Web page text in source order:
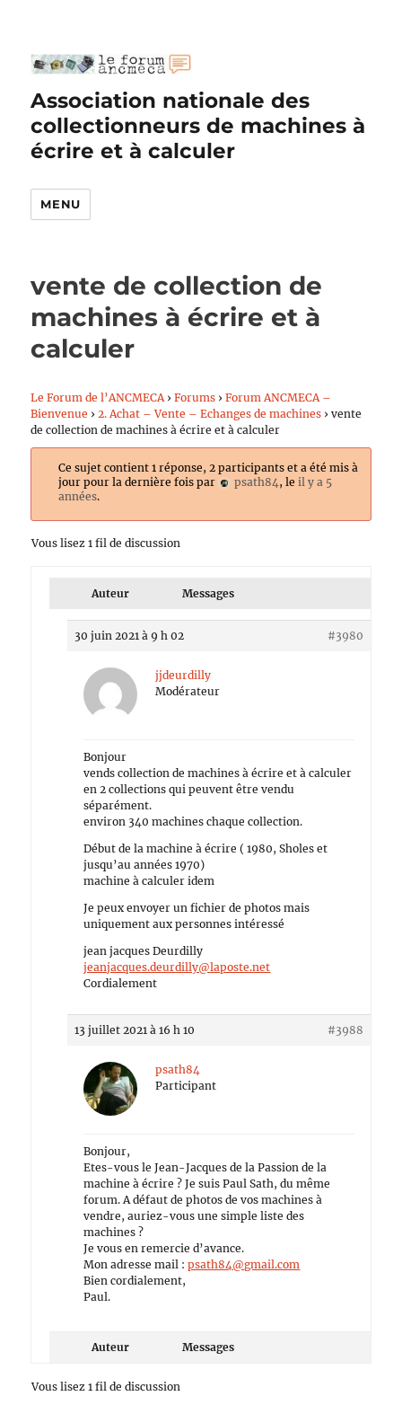
Association nationale des
collectionneurs de machines à
écrire et à calculer
MENU
vente de collection de
machines à écrire et à
calculer
Le Forum de l’ANCMECA › Forums › Forum ANCMECA –
Bienvenue › 2. Achat – Vente – Echanges de machines › vente
de collection de machines à écrire et à calculer
Ce sujet contient 1 réponse, 2 participants et a été mis à
jour pour la dernière fois par
psath84, le il y a 5
années.
Vous lisez 1 fil de discussion
Auteur Messages
30 juin 2021 à 9 h 02 #3980
jjdeurdilly
Modérateur
Bonjour
vends collection de machines à écrire et à calculer
en 2 collections qui peuvent être vendu
séparément.
environ 340 machines chaque collection.
Début de la machine à écrire ( 1980, Sholes et
jusqu’au années 1970)
machine à calculer idem
Je peux envoyer un fichier de photos mais
uniquement aux personnes intéressé
jean jacques Deurdilly
jeanjacques.deurdilly@laposte.net
Cordialement
13 juillet 2021 à 16 h 10 #3988
psath84
Participant
Bonjour,
Etes-vous le Jean-Jacques de la Passion de la
machine à écrire ? Je suis Paul Sath, du même
forum. A défaut de photos de vos machines à
vendre, auriez-vous une simple liste des
machines ?
Je vous en remercie d’avance.
Mon adresse mail :psath84@gmail.com
Bien cordialement,
Paul.
Auteur Messages
Vous lisez 1 fil de discussion